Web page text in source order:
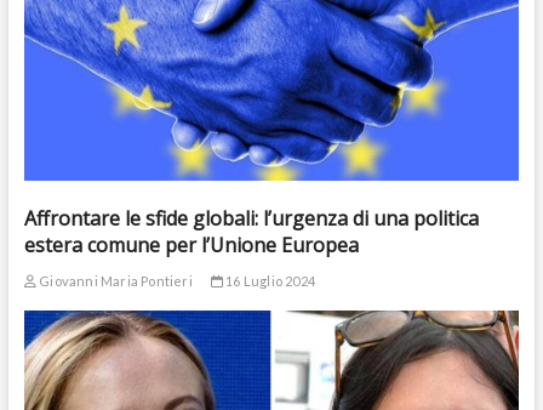
Affrontare le sfide globali: l’urgenza di una politica
estera comune per l’Unione Europea
Giovanni Maria Pontieri 16 Luglio 2024